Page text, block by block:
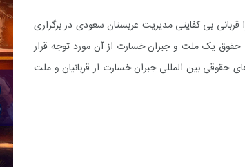
بی کفایتی مدیریت عربستان سعودی در برگزاری
یک ملت و جبران خسارت از آن مورد توجه قرار
حقوقی بین المللی جبران خسارت از قربانیان و ملت